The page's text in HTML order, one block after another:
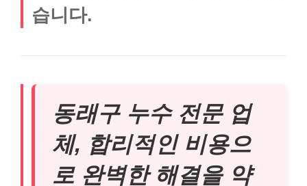
습니다.
동래구 누수 전문 업
체, 합리적인 비용으
로 완벽한 해결을 약